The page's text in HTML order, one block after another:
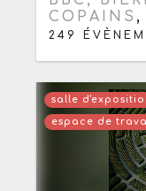
COPAINS ,
249
salle
espace de